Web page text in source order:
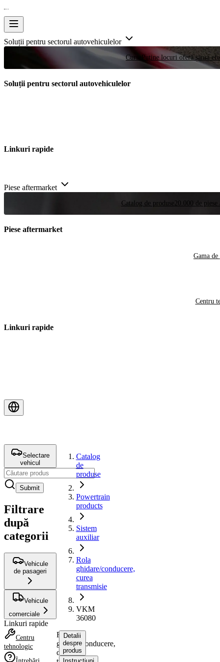
Soluții pentru sectorul autovehiculelor
Curse Puține locuri oferă șansa
Soluții pentru sectorul autovehiculelor
Linkuri rapide
Piese aftermarket
Catalog de produse 20.000 de
Piese aftermarket
Gama de
Centru
Linkuri rapide
Selectare
vehicul
Submit
Filtrare
după
categorii
Vehicule
de pasageri
Vehicule
comerciale
Linkuri rapide
Centru
tehnologic
Catalog
de
produse
Powertrain
products
Sistem
auxiliar
Rola
ghidare/conducere,
curea
transmisie
VKM
36080
Rola
ghidare/conducere,
curea
Detalii
despre
produs